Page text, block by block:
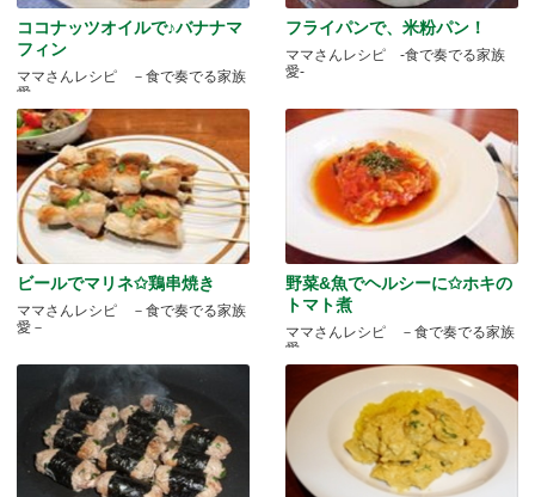
ココナッツオイルで♪バナナマ
フィン
ママさんレシピ －食で奏でる家族
愛－
フライパンで、米粉パン！
ママさんレシピ -食で奏でる家族
愛-
ビールでマリネ✩鶏串焼き
ママさんレシピ －食で奏でる家族
愛－
野菜&魚でヘルシーに✩ホキの
トマト煮
ママさんレシピ －食で奏でる家族
愛－